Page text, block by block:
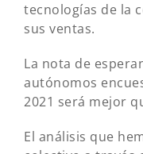
tecnologías de la
sus ventas.
La nota de
autónomos
2021 será mejor
El análisis que